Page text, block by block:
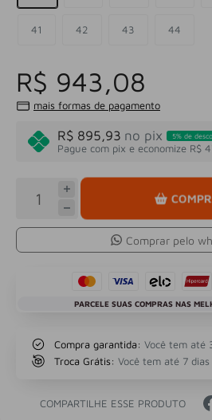
41 42 43 44
R$ 943,08
mais formas de pagamento
R$ 895,93 no pix 5% de
Pague com pix e economize R$
Comprar pelo
PARCELE SUAS COMPRAS NAS
Compra garantida: Você tem até
Troca Grátis: Você tem até 7
COMPARTILHE ESSE PRODUTO